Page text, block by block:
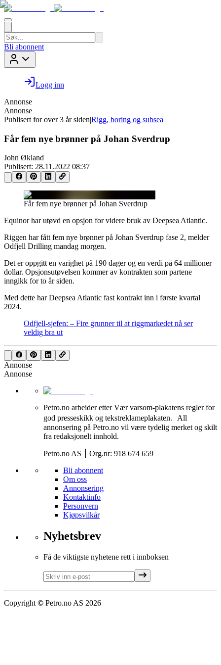
Bli abonnent
Logg inn
Annonse
Annonse
Publisert for over 3 år siden|Rigg, boring og subsea
Får fem nye brønner på Johan Sverdrup
John Økland
Publisert: 28.11.2022 08:37
Får fem nye brønner på Johan Sverdrup
Equinor har utøvd en opsjon for videre bruk av Deepsea Atlantic.
Riggen har fått fem nye brønner på Johan Sverdrup fase 2, melder
Odfjell Drilling mandag morgen.
Det er oppgitt en varighet på 190 dager og en verdi på 64 millioner
dollar. Opsjonsutøvelsen kommer av kontrakten som partene
inngikk for to år siden.
Med dette har Deepsea Atlantic fast kontrakt inn i første kvartal
2024.
Odfjell-sjefen: – Fire grunner til at riggmarkedet nå ser
veldig bra ut
Annonse
Annonse
Petro.no arbeider etter Vær varsom-plakatens regler for
god presseskikk og tekstreklameplakaten. All
annonsering på Petro.no vil være tydelig merket og skilt
fra redaksjonelt innhold.
Petro.no AS ⎮ Org.nr: 918 674 659
Bli abonnent
Om oss
Annonsering
Kontaktinfo
Personvern
Kjøpsvilkår
Nyhetsbrev
Få de viktigste nyhetene rett i innboksen
Copyright © Petro.no AS 2026